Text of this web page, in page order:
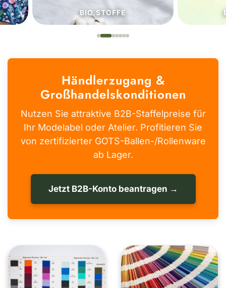
BIO.STOFFE
Händlerzugang &
Großhandelskonditionen
Nutzen Sie attraktive B2B-Staffelpreise für
Ihr Modelabel oder Atelier. Profitieren Sie
von zertifizierter GOTS-Ballen-/Rollenware
ab Lager.
Jetzt B2B-Konto beantragen →